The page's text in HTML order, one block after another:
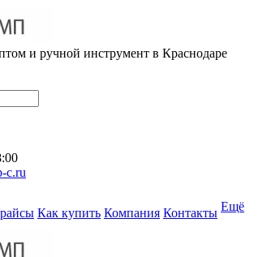
и ручной инструмент в Краснодаре
c.ru
Как купить Компания Контакты Ещё